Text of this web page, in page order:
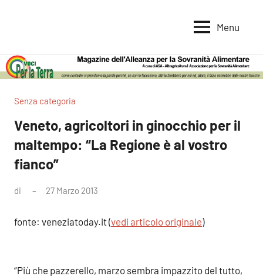
per
la
Terra
per
la
Alimentare
Menu
Senza categoria
Veneto, agricoltori in ginocchio per il
maltempo: “La Regione è al vostro
fianco”
di 27 Marzo 2013
fonte: veneziatoday.it (vedi articolo originale)
“Più che pazzerello, marzo sembra impazzito del tutto,